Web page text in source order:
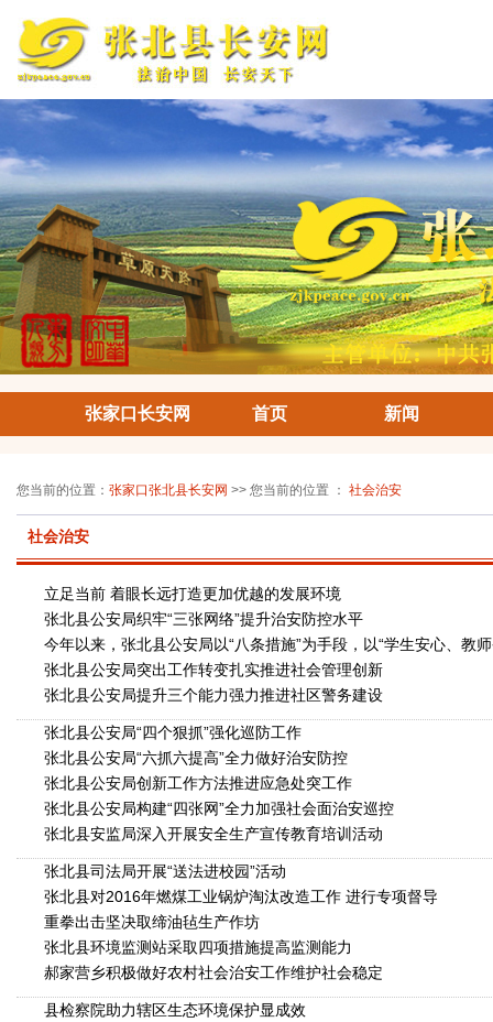
张家口长安网 首页 新闻
您当前的位置： 张家口张北县长安网 >> 您当前的位置 ： 社会治安
社会治安
立足当前 着眼长远打造更加优越的发展环境
张北县公安局织牢“三张网络”提升治安防控水平
今年以来，张北县公安局以“八条措施”为手段，以“学生安心、
张北县公安局突出工作转变扎实推进社会管理创新
张北县公安局提升三个能力强力推进社区警务建设
张北县公安局“四个狠抓”强化巡防工作
张北县公安局“六抓六提高”全力做好治安防控
张北县公安局创新工作方法推进应急处突工作
张北县公安局构建“四张网”全力加强社会面治安巡控
张北县安监局深入开展安全生产宣传教育培训活动
张北县司法局开展“送法进校园”活动
张北县对2016年燃煤工业锅炉淘汰改造工作 进行专项督导
重拳出击坚决取缔油毡生产作坊
张北县环境监测站采取四项措施提高监测能力
郝家营乡积极做好农村社会治安工作维护社会稳定
县检察院助力辖区生态环境保护显成效